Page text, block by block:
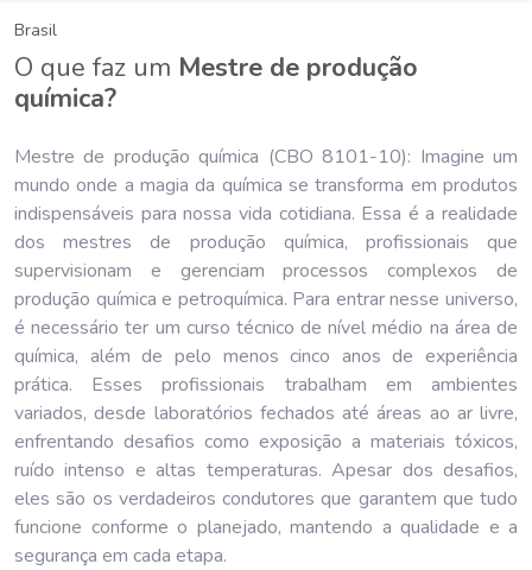
Brasil
O que faz um Mestre de produção
química?
Mestre de produção química (CBO 8101-10): Imagine um
mundo onde a magia da química se transforma em produtos
indispensáveis para nossa vida cotidiana. Essa é a realidade
dos mestres de produção química, profissionais que
supervisionam e gerenciam processos complexos de
produção química e petroquímica. Para entrar nesse universo,
é necessário ter um curso técnico de nível médio na área de
química, além de pelo menos cinco anos de experiência
prática. Esses profissionais trabalham em ambientes
variados, desde laboratórios fechados até áreas ao ar livre,
enfrentando desafios como exposição a materiais tóxicos,
ruído intenso e altas temperaturas. Apesar dos desafios,
eles são os verdadeiros condutores que garantem que tudo
funcione conforme o planejado, mantendo a qualidade e a
segurança em cada etapa.